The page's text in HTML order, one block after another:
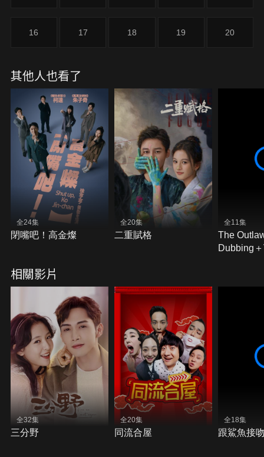
16 17 18 19 20
其他人也看了
全24集
閉嘴吧！高金燦
全20集
二重賦格
全11集
The
Dubbing
相關影片
全32集
三分野
全20集
同流合屋
全18集
跟鯊魚接